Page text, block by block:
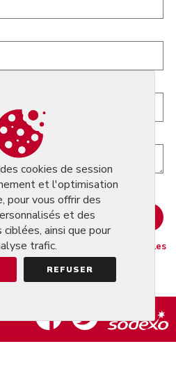
acceptez nosconditions générales
cookies de session
et l'optimisation
pour vous offrir des
et des
ainsi que pour
trafic.
REFUSER